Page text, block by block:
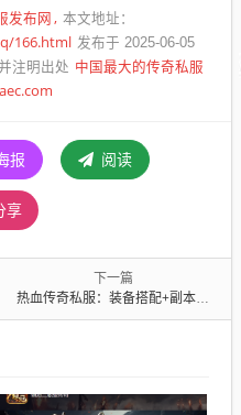
发布网 本文地址：
166.html 发布于 2025-06-05
注明出处 中国最大的传奇私服
报 阅读
享
下一篇
热血传奇私服：装备搭配+副本速刷，战力飙升秘诀